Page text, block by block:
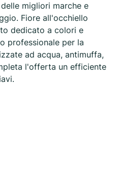
migliori marche e
Fiore all'occhiello
dedicato a colori e
professionale per la
ad acqua, antimuffa,
l'offerta un efficiente